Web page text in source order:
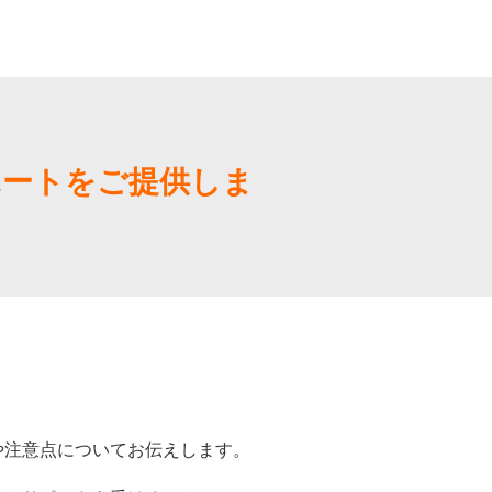
トをご提供しま
意点についてお伝えします。